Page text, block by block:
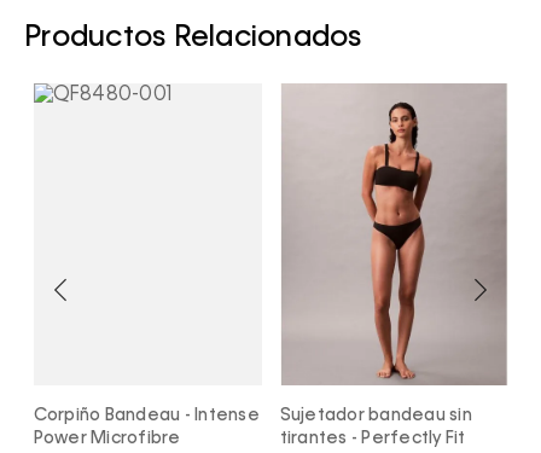
Productos Relacionados
Corpiño Bandeau - Intense
Power Microfibre
Sujetador bandeau sin
tirantes - Perfectly Fit